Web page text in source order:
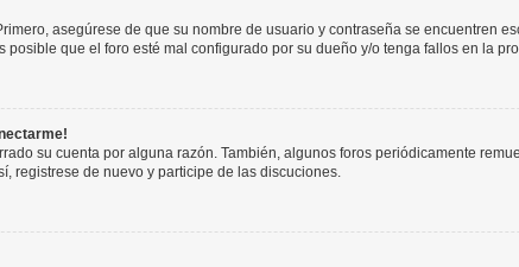
asegúrese de que su nombre de usuario y contraseña se encuentren
que el foro esté mal configurado por su dueño y/o tenga fallos en la
su cuenta por alguna razón. También, algunos foros periódicamente
registrese de nuevo y participe de las discuciones.